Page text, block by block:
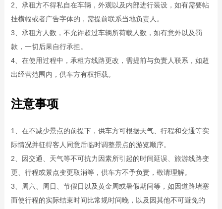
2、承租方不得私自在车辆，外观以及内部进行装设，如有需要帖
挂横幅或者广告字体的，需提前联系当地负责人。
3、承租方人数，不允许超过车辆所荷载人数，如有意外以及罚
款，一切后果自行承担。
4、在使用过程中，承租方线路更改，需提前与负责人联系，如超
出经营范围内，供车方有权拒载。
注意事项
1、在不减少景点的前提下，供车方可根据天气、行程和交通等实
际情况并征得客人同意后临时调整景点的游览顺序。
2、因交通、天气等不可抗力因素所引起的时间延误、旅游线路变
更、行程或景点变更取消等，供车方不予负责，敬请理解。
3、周六、周日、节假日以及黄金周或暑假期间等，如因道路堵塞
而使行程的实际结束时间比常规时间晚，以及因其他不可避免的